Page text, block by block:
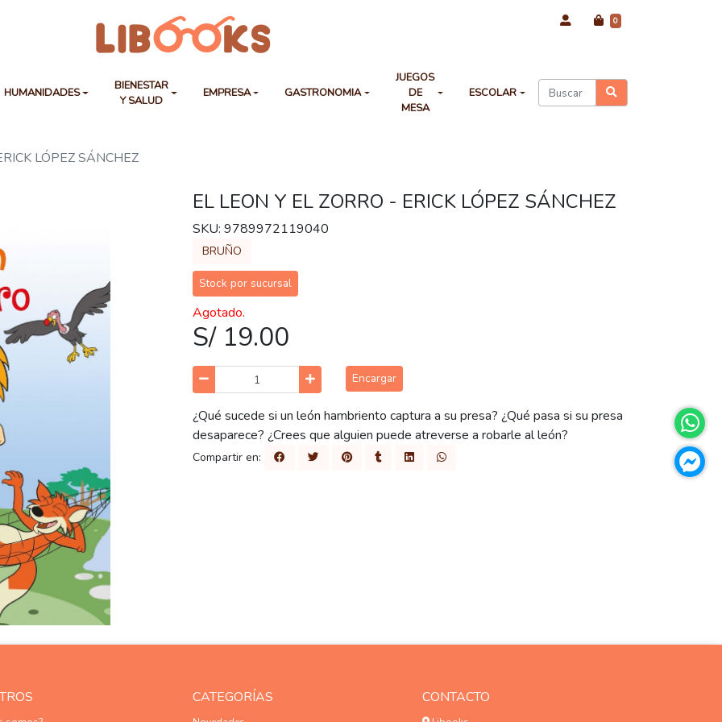
0
HUMANIDADES
BIENESTAR
Y SALUD
EMPRESA GASTRONOMIA
JUEGOS
DE
MESA
ESCOLAR
LÓPEZ SÁNCHEZ
EL LEON Y EL ZORRO - ERICK LÓPEZ SÁNCHEZ
SKU: 9789972119040
BRUÑO
Stock por sucursal
Agotado.
S/ 19.00
Encargar
¿Qué sucede si un león hambriento captura a su presa? ¿Qué pasa si su presa
desaparece? ¿Crees que alguien puede atreverse a robarle al león?
Compartir en:
CATEGORÍAS CONTACTO